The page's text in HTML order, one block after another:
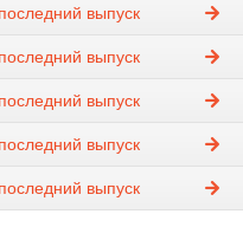
выпуск
выпуск
выпуск
выпуск
выпуск